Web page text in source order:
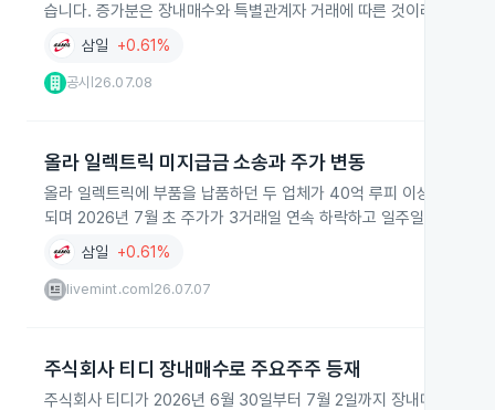
습니다. 증가분은 장내매수와 특별관계자 거래에 따른 것이라고 밝혔
삼일 +0.61%
공시 26.07.08
올라 일렉트릭 미지급금 소송과 주가 변동
올라 일렉트릭에 부품을 납품하던 두 업체가 40억 루피 이상 미지급
되며 2026년 7월 초 주가가 3거래일 연속 하락하고 일주일간 6.57%
삼일 +0.61%
livemint.com 26.07.07
주식회사 티디 장내매수로 주요주주 등재
주식회사 티디가 2026년 6월 30일부터 7월 2일까지 장내매수로